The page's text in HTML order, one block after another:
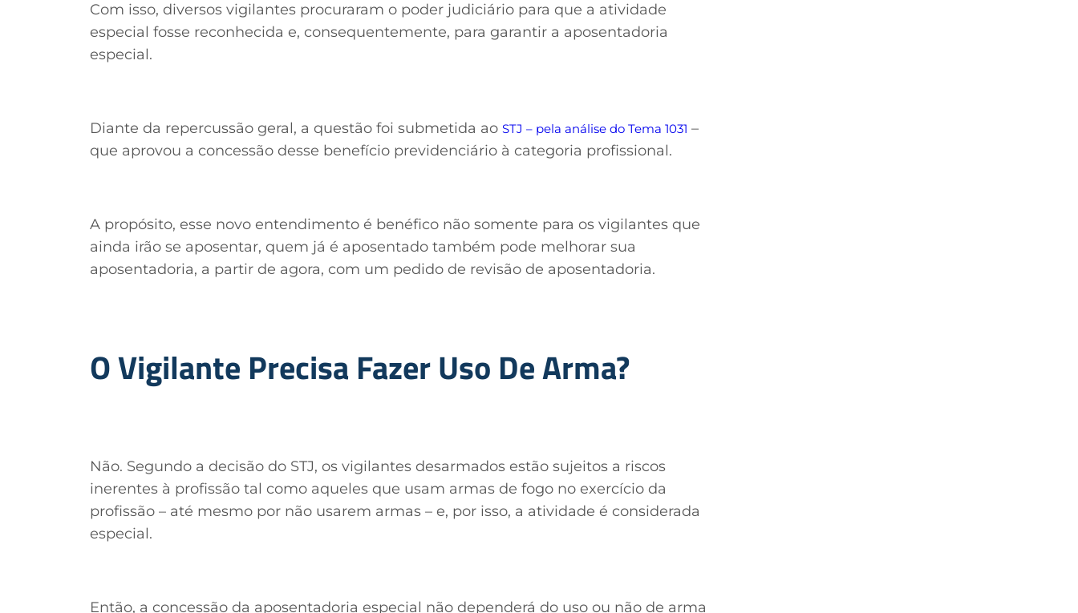
Com isso, diversos vigilantes procuraram o poder judiciário para que a atividade
especial fosse reconhecida e, consequentemente, para garantir a aposentadoria
especial.
Diante da repercussão geral, a questão foi submetida ao STJ – pela análise do Tema 1031 –
que aprovou a concessão desse benefício previdenciário à categoria profissional.
A propósito, esse novo entendimento é benéfico não somente para os vigilantes que
ainda irão se aposentar, quem já é aposentado também pode melhorar sua
aposentadoria, a partir de agora, com um pedido de revisão de aposentadoria.
O Vigilante Precisa Fazer Uso De Arma?
Não. Segundo a decisão do STJ, os vigilantes desarmados estão sujeitos a riscos
inerentes à profissão tal como aqueles que usam armas de fogo no exercício da
profissão – até mesmo por não usarem armas – e, por isso, a atividade é considerada
especial.
Então, a concessão da aposentadoria especial não dependerá do uso ou não de arma